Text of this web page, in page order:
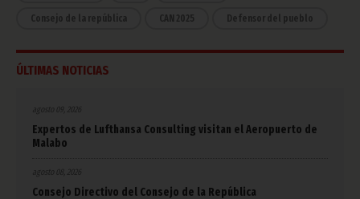
Consejo de la república CAN 2025 Defensor del pueblo
ÚLTIMAS NOTICIAS
agosto 09, 2026
Expertos de Lufthansa Consulting visitan el Aeropuerto de
Malabo
agosto 08, 2026
Consejo Directivo del Consejo de la República